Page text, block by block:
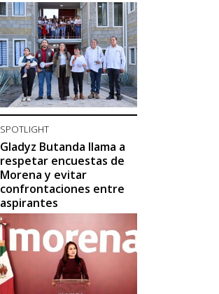
SPOTLIGHT
Gladyz Butanda llama a
respetar encuestas de
Morena y evitar
confrontaciones entre
aspirantes